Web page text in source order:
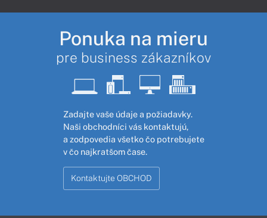
Ponuka na mieru
pre business zákazníkov
Zadajte vaše údaje a požiadavky.
Naši obchodníci vás kontaktujú,
a zodpovedia všetko čo potrebujete
v čo najkratšom čase.
Kontaktujte OBCHOD